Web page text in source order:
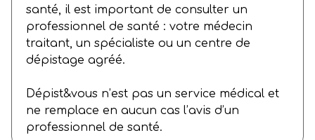
santé, il est important de consulter un
professionnel de santé : votre médecin
traitant, un spécialiste ou un centre de
dépistage agréé.
Dépist&vous n’est pas un service médical et
ne remplace en aucun cas l’avis d’un
professionnel de santé.